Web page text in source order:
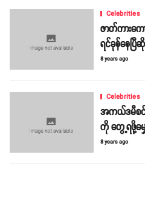
Celebrities
ဇာတ်ကားက
ရင်ခုန်နေပ
8 years ago
Celebrities
အကယ်ဒမီစ
ကို တွေ့ရဖို့မ
8 years ago